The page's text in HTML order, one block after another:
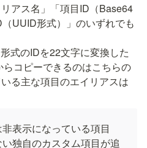
アス名」「項目ID（Base64
UUID形式）」のいずれでも
式のIDを22文字に変換した
らコピーできるのはこちらの
る主な項目のエイリアスは
表示になっている項目
独自のカスタム項目が追